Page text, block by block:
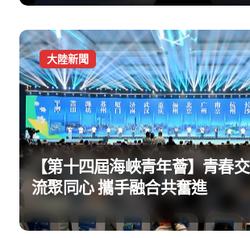
大陸新聞
【第十四屆海峽青年薈】青春交
流聚同心 攜手融合共奮進